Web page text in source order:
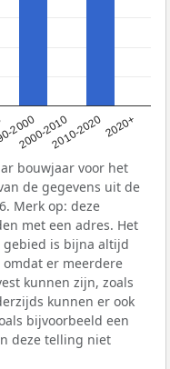
2000
2000-20102010-20202020+
bouwjaar voor het
de gegevens uit de
Merk op: deze
met een adres. Het
gebied is bijna altijd
er meerdere
kunnen zijn, zoals
kunnen er ook
bijvoorbeeld een
deze telling niet